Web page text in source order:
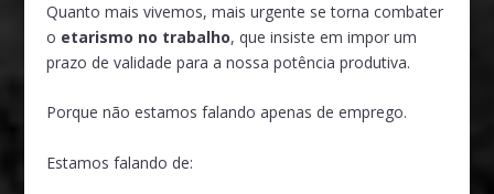
Quanto mais vivemos, mais urgente se torna combater
o etarismo no trabalho, que insiste em impor um
prazo de validade para a nossa potência produtiva.
Porque não estamos falando apenas de emprego.
Estamos falando de: